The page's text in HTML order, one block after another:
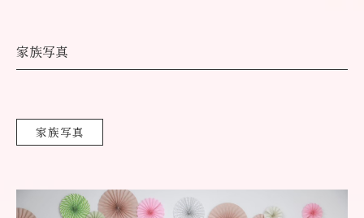
家族写真
家族写真